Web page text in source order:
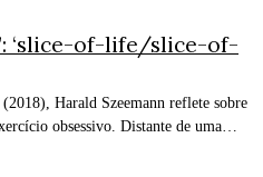
‘slice-of-life/slice-of-
Harald Szeemann reflete sobre
obsessivo. Distante de uma…